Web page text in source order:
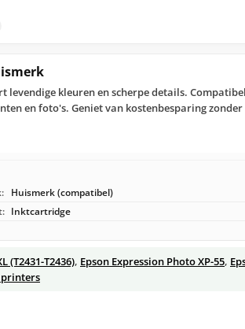
levendige kleuren en scherpe details.
en foto's. Geniet van kostenbesparing
Huismerk (compatibel)
Inktcartridge
(T2431-T2436), Epson Expression Photo XP-55,
printers